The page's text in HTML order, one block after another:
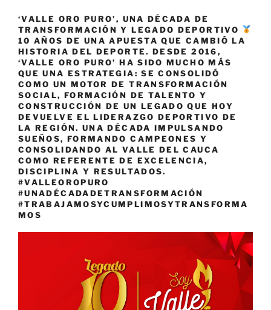
‘VALLE ORO PURO’, UNA DÉCADA DE
TRANSFORMACIÓN Y LEGADO DEPORTIVO
10 AÑOS DE UNA APUESTA QUE CAMBIÓ LA
HISTORIA DEL DEPORTE. DESDE 2016,
‘VALLE ORO PURO’ HA SIDO MUCHO MÁS
QUE UNA ESTRATEGIA: SE CONSOLIDÓ
COMO UN MOTOR DE TRANSFORMACIÓN
SOCIAL, FORMACIÓN DE TALENTO Y
CONSTRUCCIÓN DE UN LEGADO QUE HOY
DEVUELVE EL LIDERAZGO DEPORTIVO DE
LA REGIÓN. UNA DÉCADA IMPULSANDO
SUEÑOS, FORMANDO CAMPEONES Y
CONSOLIDANDO AL VALLE DEL CAUCA
COMO REFERENTE DE EXCELENCIA,
DISCIPLINA Y RESULTADOS.
#VALLEOROPURO
#UNADÉCADADETRANSFORMACIÓN
#TRABAJAMOSYCUMPLIMOSYTRANSFORMA
MOS